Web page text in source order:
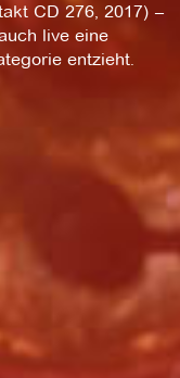
CD 276, 2017) –
live eine
entzieht.